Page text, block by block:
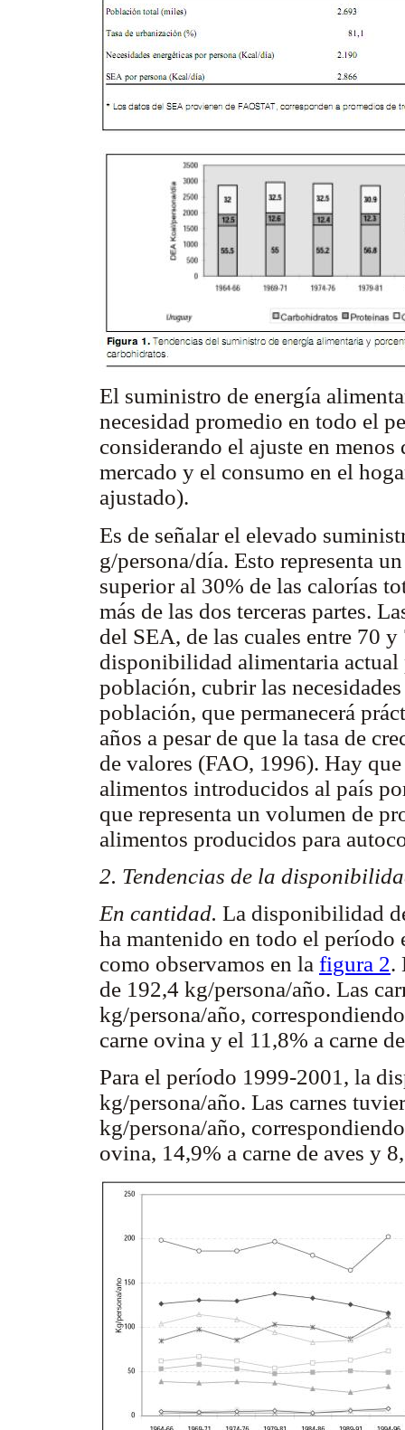
El suministro de energía
necesidad promedio en todo el
considerando el ajuste en
mercado y el consumo en el
ajustado).
Es de señalar el elevado
g/persona/día. Esto representa
superior al 30% de las calorías
más de las dos terceras partes.
del SEA, de las cuales entre 70
disponibilidad alimentaria actual
población, cubrir las
población, que permanecerá
años a pesar de que la tasa de
de valores (FAO, 1996). Hay
alimentos introducidos al país
que representa un volumen de
alimentos producidos para
2. Tendencias de la
En cantidad. La disponibilidad
ha mantenido en todo el período
como observamos en la figura 2.
de 192,4 kg/persona/año. Las
kg/persona/año,
carne ovina y el 11,8% a carne
Para el período 1999-2001, la
kg/persona/año. Las carnes
kg/persona/año,
ovina, 14,9% a carne de aves y